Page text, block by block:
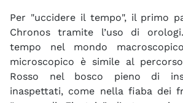
Per "uccidere il tempo", il primo
Chronos tramite l’uso di
tempo nel mondo
microscopico è simile al
Rosso nel bosco pieno di
inaspettati, come nella fiaba dei